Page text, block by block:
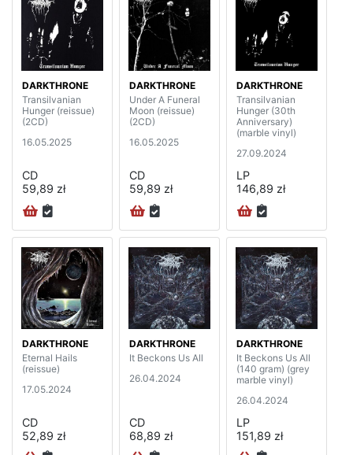
DARKTHRONE
Transilvanian
Hunger (reissue)
(2CD)
16.05.2025
CD
59,89 zł
DARKTHRONE
Under A Funeral
Moon (reissue)
(2CD)
16.05.2025
CD
59,89 zł
DARKTHRONE
Transilvanian
Hunger (30th
Anniversary)
(marble vinyl)
27.09.2024
LP
146,89 zł
DARKTHRONE
Eternal Hails
(reissue)
17.05.2024
CD
52,89 zł
DARKTHRONE
It Beckons Us All
26.04.2024
CD
68,89 zł
DARKTHRONE
It Beckons Us All
(140 gram) (grey
marble vinyl)
26.04.2024
LP
151,89 zł